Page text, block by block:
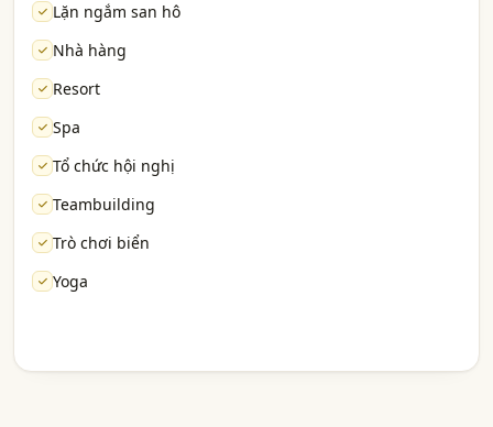
Lặn ngắm san hô
Nhà hàng
Resort
Spa
Tổ chức hội nghị
Teambuilding
Trò chơi biển
Yoga